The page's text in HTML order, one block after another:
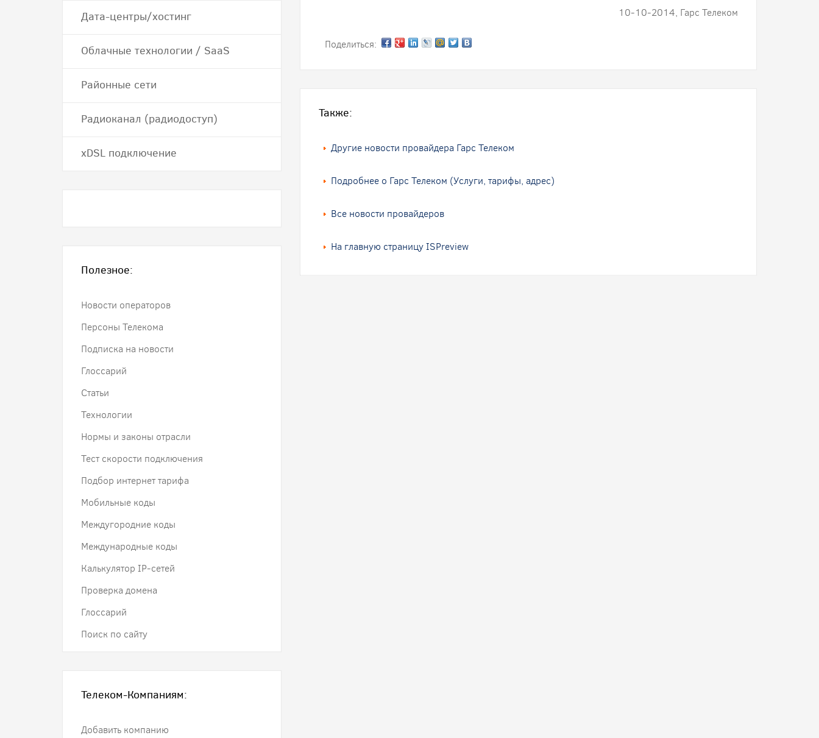
10-10-2014, Гарс Телеком
Поделиться:
Также:
Другие новости провайдера Гарс Телеком
Подробнее о Гарс Телеком (Услуги, тарифы, адрес)
Все новости провайдеров
На главную страницу ISPreview
Дата-центры/хостинг
Облачные технологии / SaaS
Районные сети
Радиоканал (радиодоступ)
хDSL подключение
Полезное:
Новости операторов
Персоны Телекома
Подписка на новости
Глоссарий
Статьи
Технологии
Нормы и законы отрасли
Тест скорости подключения
Подбор интернет тарифа
Мобильные коды
Междугородние коды
Международные коды
Калькулятор IP-сетей
Проверка домена
Глоссарий
Поиск по сайту
Телеком-Компаниям:
Добавить компанию